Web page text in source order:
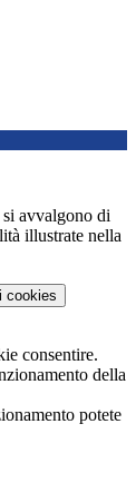
avvalgono di
illustrate nella
i cookies
consentire.
della
potete